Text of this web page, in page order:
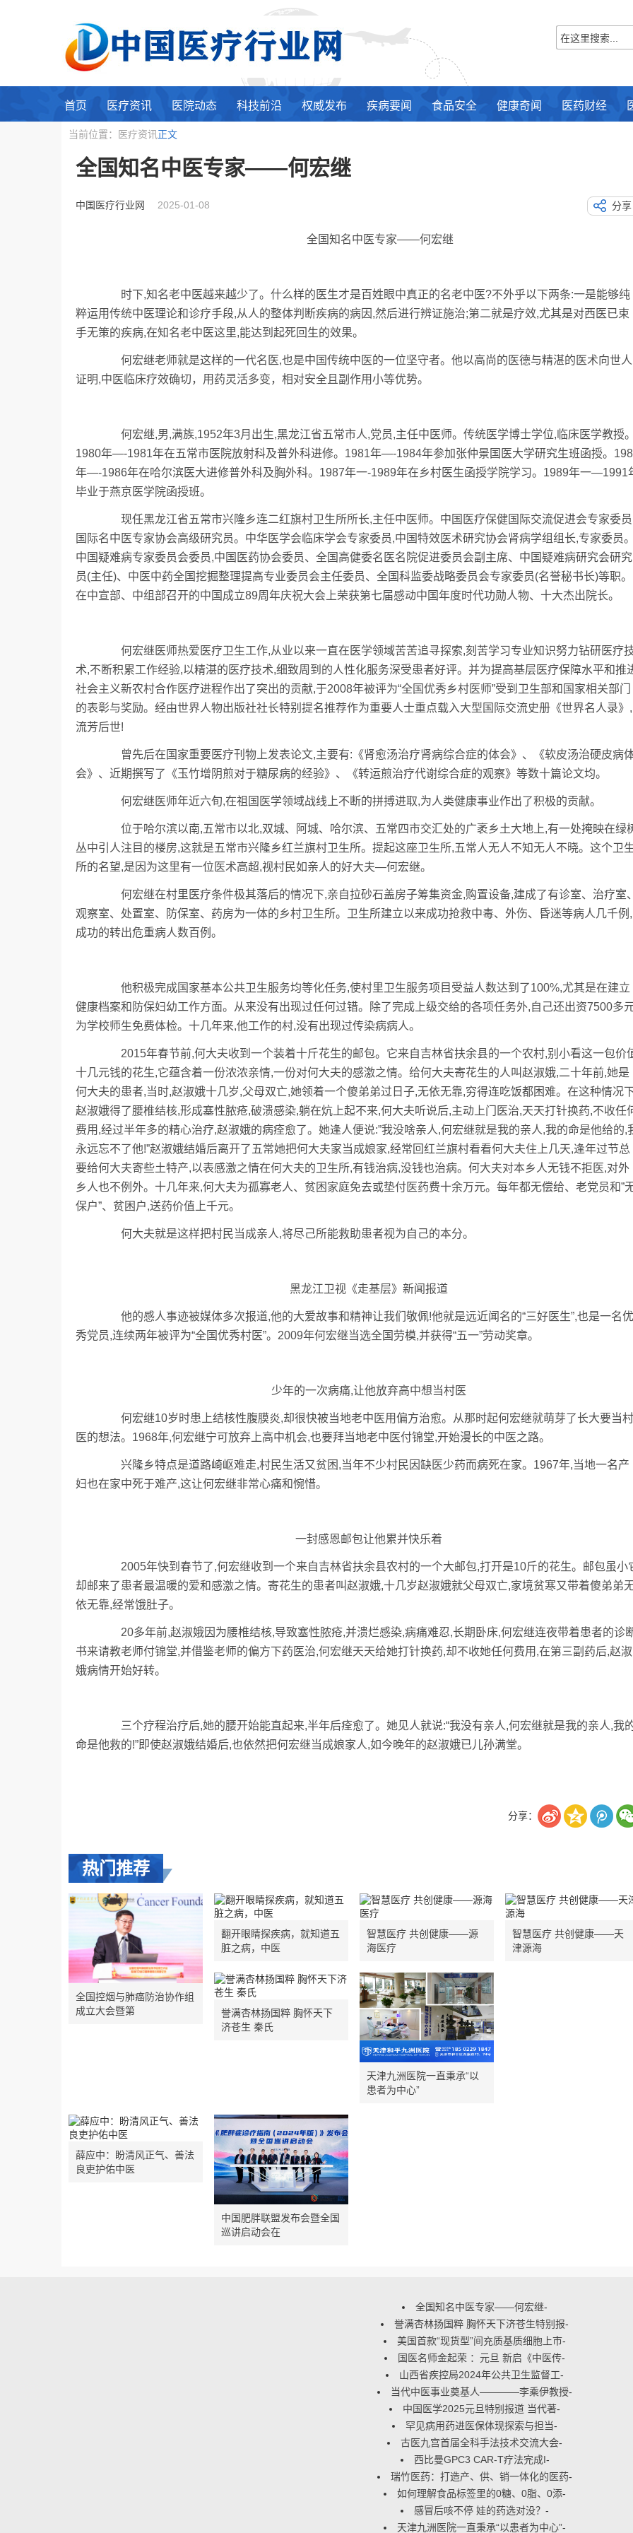
首页 医疗资讯 医院动态 科技前沿 权威发布 疾病要闻 食品安全 健康奇闻 医药财经
当前位置：医疗资讯 正文
全国知名中医专家——何宏继
中国医疗行业网 2025-01-08 分享
全国知名中医专家——何宏继
时下,知名老中医越来越少了。什么样的医生才是百姓眼中真正的名老中医?不外乎以下两条:一是能够纯
粹运用传统中医理论和诊疗手段,从人的整体判断疾病的病因,然后进行辨证施治;第二就是疗效,尤其是对西医已束
手无策的疾病,在知名老中医这里,能达到起死回生的效果。
何宏继老师就是这样的一代名医,也是中国传统中医的一位坚守者。他以高尚的医德与精湛的医术向世人
证明,中医临床疗效确切，用药灵活多变，相对安全且副作用小等优势。
何宏继,男,满族,1952年3月出生,黑龙江省五常市人,党员,主任中医师。传统医学博士学位,临床医学教授。
1980年—-1981年在五常市医院放射科及普外科进修。1981年—-1984年参加张仲景国医大学研究生班函授。
年—-1986年在哈尔滨医大进修普外科及胸外科。1987年一-1989年在乡村医生函授学院学习。1989年一—1991
毕业于燕京医学院函授班。
现任黑龙江省五常市兴隆乡连二红旗村卫生所所长,主任中医师。中国医疗保健国际交流促进会专家委员
国际名中医专家协会高级研究员。中华医学会临床学会专家委员,中国特效医术研究协会肾病学组组长,专家委员。
中国疑难病专家委员会委员,中国医药协会委员、全国高健委名医名院促进委员会副主席、中国疑难病研究会研究
员(主任)、中医中药全国挖掘整理提高专业委员会主任委员、全国科监委战略委员会专家委员(名誉秘书长)等职。
在中宣部、中组部召开的中国成立89周年庆祝大会上荣获第七届感动中国年度时代功勋人物、十大杰出院长。
何宏继医师热爱医疗卫生工作,从业以来一直在医学领域苦苦追寻探索,刻苦学习专业知识努力钻研医疗
术,不断积累工作经验,以精湛的医疗技术,细致周到的人性化服务深受患者好评。并为提高基层医疗保障水平和推
社会主义新农村合作医疗进程作出了突出的贡献,于2008年被评为“全国优秀乡村医师”受到卫生部和国家相关部门
的表彰与奖励。经由世界人物出版社社长特别提名推荐作为重要人士重点载入大型国际交流史册《世界名人录》,
流芳后世!
曾先后在国家重要医疗刊物上发表论文,主要有:《肾愈汤治疗肾病综合症的体会》、《软皮汤治硬皮病
会》、近期撰写了《玉竹增阴煎对于糖尿病的经验》、《转运煎治疗代谢综合症的观察》等数十篇论文均。
何宏继医师年近六旬,在祖国医学领域战线上不断的拼搏进取,为人类健康事业作出了积极的贡献。
位于哈尔滨以南,五常市以北,双城、阿城、哈尔滨、五常四市交汇处的广袤乡土大地上,有一处掩映在绿
丛中引人注目的楼房,这就是五常市兴隆乡红兰旗村卫生所。提起这座卫生所,五常人无人不知无人不晓。这个卫
所的名望,是因为这里有一位医术高超,视村民如亲人的好大夫—何宏继。
何宏继在村里医疗条件极其落后的情况下,亲自拉砂石盖房子筹集资金,购置设备,建成了有诊室、治疗室、
观察室、处置室、防保室、药房为一体的乡村卫生所。卫生所建立以来成功抢救中毒、外伤、昏迷等病人几千例,
成功的转出危重病人数百例。
他积极完成国家基本公共卫生服务均等化任务,使村里卫生服务项目受益人数达到了100%,尤其是在建立
健康档案和防保妇幼工作方面。从来没有出现过任何过错。除了完成上级交给的各项任务外,自己还出资7500多
为学校师生免费体检。十几年来,他工作的村,没有出现过传染病病人。
2015年春节前,何大夫收到一个装着十斤花生的邮包。它来自吉林省扶余县的一个农村,别小看这一包价
十几元钱的花生,它蕴含着一份浓浓亲情,一份对何大夫的感激之情。给何大夫寄花生的人叫赵淑娥,二十年前,她是
何大夫的患者,当时,赵淑娥十几岁,父母双亡,她领着一个傻弟弟过日子,无依无靠,穷得连吃饭都困难。在这种情况
赵淑娥得了腰椎结核,形成塞性脓疮,破溃感染,躺在炕上起不来,何大夫听说后,主动上门医治,天天打针换药,不收任
费用,经过半年多的精心治疗,赵淑娥的病痊愈了。她逢人便说:”我没啥亲人,何宏继就是我的亲人,我的命是他给的,
永远忘不了他!”赵淑娥结婚后离开了五常她把何大夫家当成娘家,经常回红兰旗村看看何大夫住上几天,逢年过节总
要给何大夫寄些土特产,以表感激之情在何大夫的卫生所,有钱治病,没钱也治病。何大夫对本乡人无钱不拒医,对外
乡人也不例外。十几年来,何大夫为孤寡老人、贫困家庭免去或垫付医药费十余万元。每年都无偿给、老党员和”
保户”、贫困户,送药价值上千元。
何大夫就是这样把村民当成亲人,将尽己所能救助患者视为自己的本分。
黑龙江卫视《走基层》新闻报道
他的感人事迹被媒体多次报道,他的大爱故事和精神让我们敬佩!他就是远近闻名的“三好医生”,也是一名优
秀党员,连续两年被评为“全国优秀村医”。2009年何宏继当选全国劳模,并获得“五一”劳动奖章。
少年的一次病痛,让他放弃高中想当村医
何宏继10岁时患上结核性腹膜炎,却很快被当地老中医用偏方治愈。从那时起何宏继就萌芽了长大要当村
医的想法。1968年,何宏继宁可放弃上高中机会,也要拜当地老中医付锦堂,开始漫长的中医之路。
兴隆乡特点是道路崎岖难走,村民生活又贫困,当年不少村民因缺医少药而病死在家。1967年,当地一名产
妇也在家中死于难产,这让何宏继非常心痛和惋惜。
一封感恩邮包让他累并快乐着
2005年快到春节了,何宏继收到一个来自吉林省扶余县农村的一个大邮包,打开是10斤的花生。邮包虽小
却邮来了患者最温暖的爱和感激之情。寄花生的患者叫赵淑娥,十几岁赵淑娥就父母双亡,家境贫寒又带着傻弟弟
依无靠,经常饿肚子。
20多年前,赵淑娥因为腰椎结核,导致塞性脓疮,并溃烂感染,病痛难忍,长期卧床,何宏继连夜带着患者的诊
书来请教老师付锦堂,并借鉴老师的偏方下药医治,何宏继天天给她打针换药,却不收她任何费用,在第三副药后,赵淑
娥病情开始好转。
三个疗程治疗后,她的腰开始能直起来,半年后痊愈了。她见人就说:“我没有亲人,何宏继就是我的亲人,我
命是他救的!”即使赵淑娥结婚后,也依然把何宏继当成娘家人,如今晚年的赵淑娥已儿孙满堂。
分享：
热门推荐
全国控烟与肺癌防治协作组
成立大会暨第
翻开眼睛探疾病，就知道五
脏之病，中医
智慧医疗 共创健康——源
海医疗
智慧医疗 共创健康——天
津源海
誉满杏林扬国粹 胸怀天下
济苍生 秦氏
天津九洲医院一直秉承“以
患者为中心”
薛应中：盼清风正气、善法
良吏护佑中医
中国肥胖联盟发布会暨全国
巡讲启动会在
全国知名中医专家——何宏继-
誉满杏林扬国粹 胸怀天下济苍生特别报-
美国首款“现货型”间充质基质细胞上市-
国医名师金起荣 ：元旦 新启《中医传-
山西省疾控局2024年公共卫生监督工-
当代中医事业奠基人————李乘伊教授-
中国医学2025元旦特别报道 当代著-
罕见病用药进医保体现探索与担当-
古医九宫首届全科手法技术交流大会-
西比曼GPC3 CAR-T疗法完成I-
瑞竹医药：打造产、供、销一体化的医药-
如何理解食品标签里的0糖、0脂、0添-
感冒后咳不停 娃的药选对没？ -
天津九洲医院一直秉承“以患者为中心”-